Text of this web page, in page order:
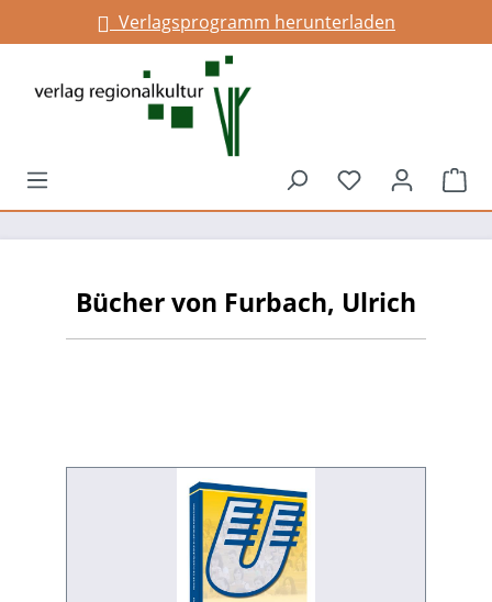
springenVerlagsprogramm herunterladen
Du hast 0
Bücher von Furbach, Ulrich